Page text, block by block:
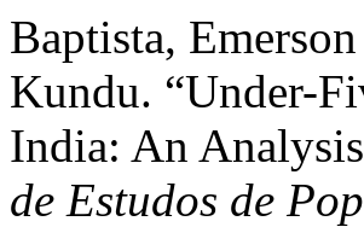
Baptista,
Kundu. “Under-
India: An
de Estudos de